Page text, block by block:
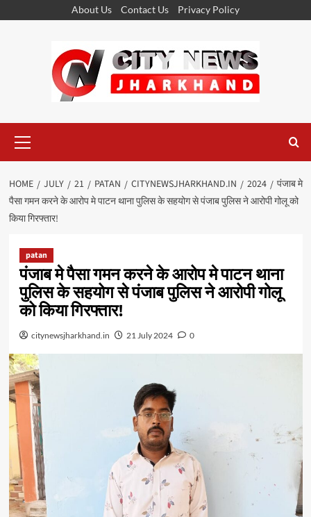
About Us Contact Us Privacy Policy
Menu
HOME JULY 21 PATAN CITYNEWSJHARKHAND.IN 2024
पंजाब मे
पैसा गमन करने के आरोप मे पाटन थाना पुलिस के सहयोग से पंजाब पुलिस ने आरोपी गोलू को
किया गिरफ्तार!
patan
पंजाब मे पैसा गमन करने के आरोप मे पाटन थाना
पुलिस के सहयोग से पंजाब पुलिस ने आरोपी गोलू
को किया गिरफ्तार!
citynewsjharkhand.in 21 July 2024 0